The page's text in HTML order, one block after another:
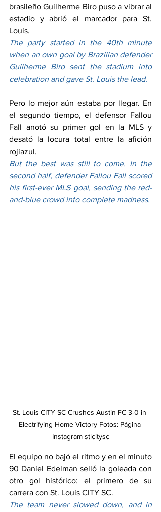
brasileño Guilherme Biro puso a vibrar al
estadio y abrió el marcador para St.
Louis.
The party started in the 40th minute
when an own goal by Brazilian defender
Guilherme Biro sent the stadium into
celebration and gave St. Louis the lead.
Pero lo mejor aún estaba por llegar. En
el segundo tiempo, el defensor Fallou
Fall anotó su primer gol en la MLS y
desató la locura total entre la afición
rojiazul.
But the best was still to come. In the
second half, defender Fallou Fall scored
his first-ever MLS goal, sending the red-
and-blue crowd into complete madness.
St. Louis CITY SC Crushes Austin FC 3-0 in
Electrifying Home Victory Fotos: Página
Instagram stlcitysc
El equipo no bajó el ritmo y en el minuto
90 Daniel Edelman selló la goleada con
otro gol histórico: el primero de su
carrera con St. Louis CITY SC.
The team never slowed down, and in